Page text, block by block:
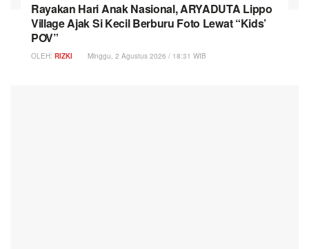
Rayakan Hari Anak Nasional, ARYADUTA Lippo
Village Ajak Si Kecil Berburu Foto Lewat “Kids’
POV”
OLEH: RIZKI Minggu, 2 Agustus 2026 / 18:31 WIB